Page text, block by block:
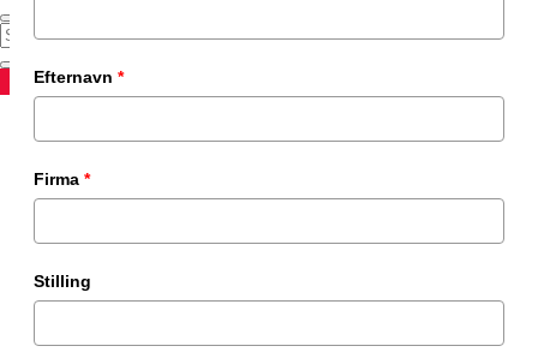
SECURITY ALERT
Efternavn *
Firma *
Stilling